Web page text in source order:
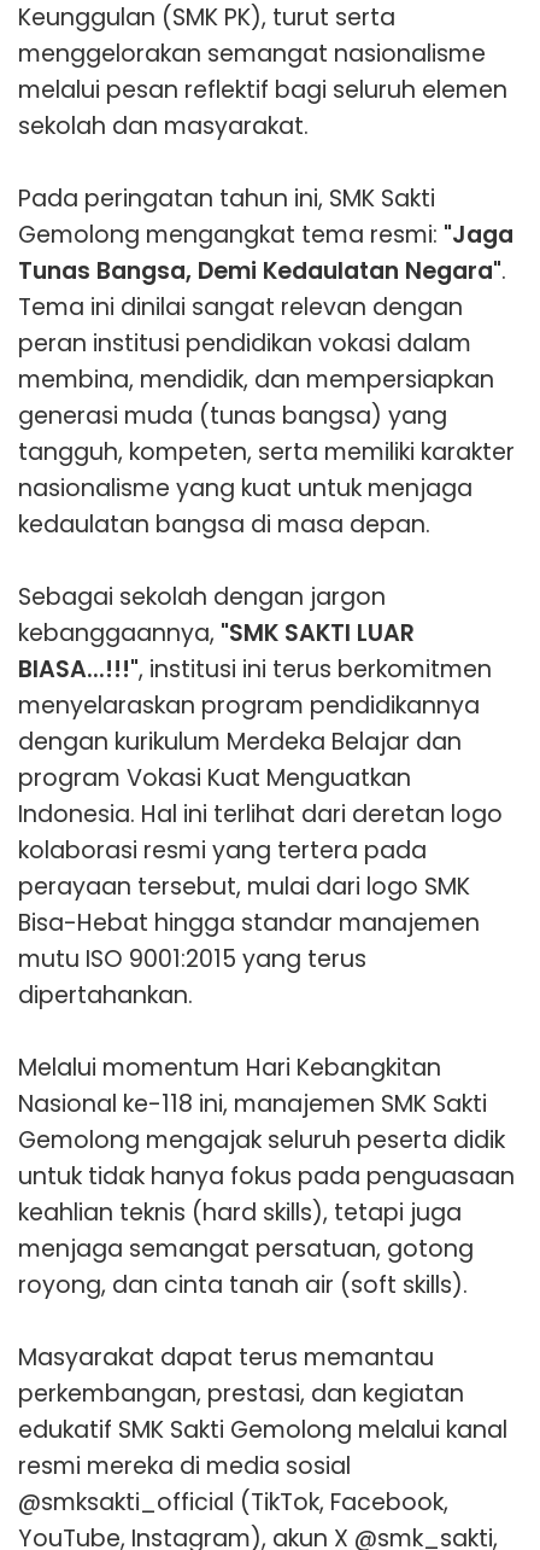
Keunggulan (SMK PK), turut serta
menggelorakan semangat nasionalisme
melalui pesan reflektif bagi seluruh elemen
sekolah dan masyarakat.
Pada peringatan tahun ini, SMK Sakti
Gemolong mengangkat tema resmi: "Jaga
Tunas Bangsa, Demi Kedaulatan Negara".
Tema ini dinilai sangat relevan dengan
peran institusi pendidikan vokasi dalam
membina, mendidik, dan mempersiapkan
generasi muda (tunas bangsa) yang
tangguh, kompeten, serta memiliki karakter
nasionalisme yang kuat untuk menjaga
kedaulatan bangsa di masa depan.
Sebagai sekolah dengan jargon
kebanggaannya, "SMK SAKTI LUAR
BIASA...!!!", institusi ini terus berkomitmen
menyelaraskan program pendidikannya
dengan kurikulum Merdeka Belajar dan
program Vokasi Kuat Menguatkan
Indonesia. Hal ini terlihat dari deretan logo
kolaborasi resmi yang tertera pada
perayaan tersebut, mulai dari logo SMK
Bisa-Hebat hingga standar manajemen
mutu ISO 9001:2015 yang terus
dipertahankan.
Melalui momentum Hari Kebangkitan
Nasional ke-118 ini, manajemen SMK Sakti
Gemolong mengajak seluruh peserta didik
untuk tidak hanya fokus pada penguasaan
keahlian teknis (hard skills), tetapi juga
menjaga semangat persatuan, gotong
royong, dan cinta tanah air (soft skills).
Masyarakat dapat terus memantau
perkembangan, prestasi, dan kegiatan
edukatif SMK Sakti Gemolong melalui kanal
resmi mereka di media sosial
@smksakti_official (TikTok, Facebook,
YouTube, Instagram), akun X @smk_sakti,